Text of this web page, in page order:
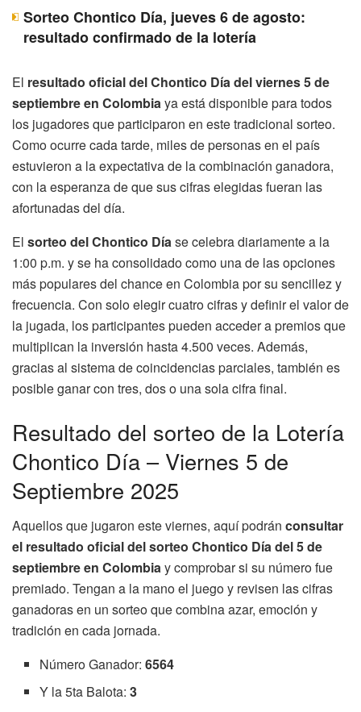
Sorteo Chontico Día, jueves 6 de agosto:
resultado confirmado de la lotería
El resultado oficial del Chontico Día del viernes 5 de
septiembre en Colombiaya está disponible para todos
los jugadores que participaron en este tradicional sorteo.
Como ocurre cada tarde, miles de personas en el país
estuvieron a la expectativa de la combinación ganadora,
con la esperanza de que sus cifras elegidas fueran las
afortunadas del día.
El sorteo del Chontico Díase celebra diariamente a la
1:00 p.m. y se ha consolidado como una de las opciones
más populares del chance en Colombia por su sencillez y
frecuencia. Con solo elegir cuatro cifras y definir el valor de
la jugada, los participantes pueden acceder a premios que
multiplican la inversión hasta 4.500 veces. Además,
gracias al sistema de coincidencias parciales, también es
posible ganar con tres, dos o una sola cifra final.
Resultado del sorteo de la Lotería
Chontico Día – Viernes 5 de
Septiembre 2025
Aquellos que jugaron este viernes, aquí podrán consultar
el resultado oficial del sorteo Chontico Día del 5 de
septiembre en Colombiay comprobar si su número fue
premiado. Tengan a la mano el juego y revisen las cifras
ganadoras en un sorteo que combina azar, emoción y
tradición en cada jornada.
Número Ganador:6564
Y la 5ta Balota: 3